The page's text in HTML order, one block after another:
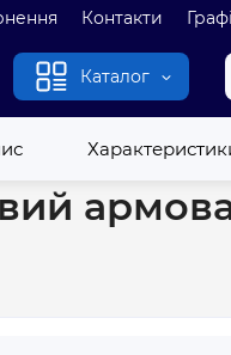
Контакти
Каталог
Шланг садовий